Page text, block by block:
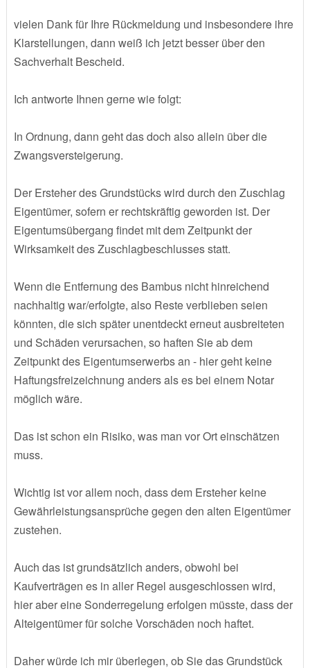
vielen Dank für Ihre Rückmeldung und insbesondere ihre
Klarstellungen, dann weiß ich jetzt besser über den
Sachverhalt Bescheid.
Ich antworte Ihnen gerne wie folgt:
In Ordnung, dann geht das doch also allein über die
Zwangsversteigerung.
Der Ersteher des Grundstücks wird durch den Zuschlag
Eigentümer, sofern er rechtskräftig geworden ist. Der
Eigentumsübergang findet mit dem Zeitpunkt der
Wirksamkeit des Zuschlagbeschlusses statt.
Wenn die Entfernung des Bambus nicht hinreichend
nachhaltig war/erfolgte, also Reste verblieben seien
könnten, die sich später unentdeckt erneut ausbreiteten
und Schäden verursachen, so haften Sie ab dem
Zeitpunkt des Eigentumserwerbs an - hier geht keine
Haftungsfreizeichnung anders als es bei einem Notar
möglich wäre.
Das ist schon ein Risiko, was man vor Ort einschätzen
muss.
Wichtig ist vor allem noch, dass dem Ersteher keine
Gewährleistungsansprüche gegen den alten Eigentümer
zustehen.
Auch das ist grundsätzlich anders, obwohl bei
Kaufverträgen es in aller Regel ausgeschlossen wird,
hier aber eine Sonderregelung erfolgen müsste, dass der
Alteigentümer für solche Vorschäden noch haftet.
Daher würde ich mir überlegen, ob Sie das Grundstück